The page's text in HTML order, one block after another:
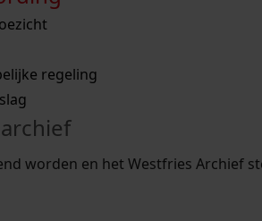
met een aantal zoektips.
met een aantal zoektips.
regeling
worden en het Westfries Archief
zoektips
uw zoekopdracht te